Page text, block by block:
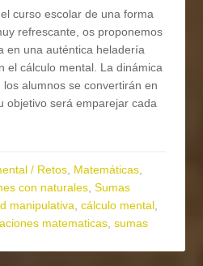
curso escolar de una forma
refrescante, os proponemos
en una auténtica heladería
el cálculo mental. La dinámica
alumnos se convertirán en
objetivo será emparejar cada
/ Retos, Matemáticas,
con naturales,Sumas
manipulativa,cálculo mental,
matematicas,sumas